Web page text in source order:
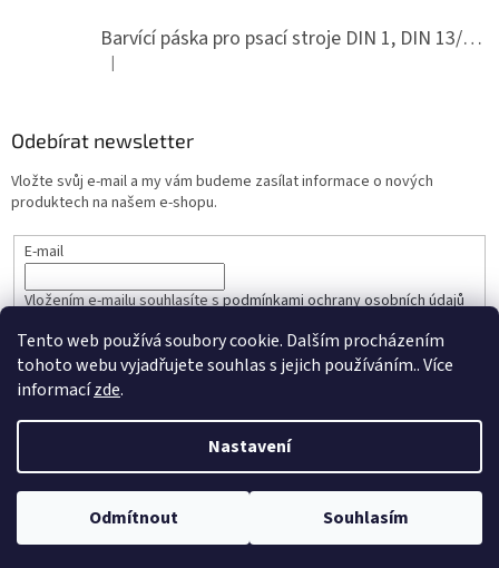
Tento web používá soubory cookie. Dalším procházením
tohoto webu vyjadřujete souhlas s jejich používáním.. Více
informacízde.
Nastavení
Odmítnout Souhlasím
Barvící páska pro psací stroje DIN 1, DIN 13/10, LAND, PA červenočerná
Hodnocení produktu je 5 z 5 hvězdiček.
|
Odebírat newsletter
Vložte svůj e-mail a my vám budeme zasílat informace o nových
produktech na našem e-shopu.
E-mail
Vložením e-mailu souhlasíte spodmínkami ochrany osobních údajů
PŘIHLÁSIT SE
Vytvořil Shoptet
Copyright 2026COMPS CZ . Všechna práva vyhrazena.